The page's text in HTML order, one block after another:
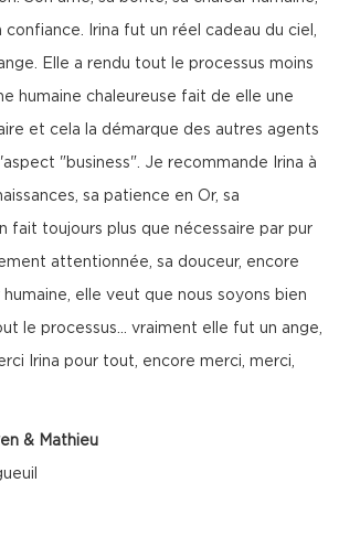
Irina fut un réel cadeau du ciel,
Elle a rendu tout le processus moins
humaine chaleureuse fait de elle une
et cela la démarque des autres agents
"business". Je recommande Irina à
sa patience en Or, sa
fait toujours plus que nécessaire par pur
attentionnée, sa douceur, encore
elle veut que nous soyons bien
le processus... vraiment elle fut un ange,
Irina pour tout, encore merci, merci,
& Mathieu